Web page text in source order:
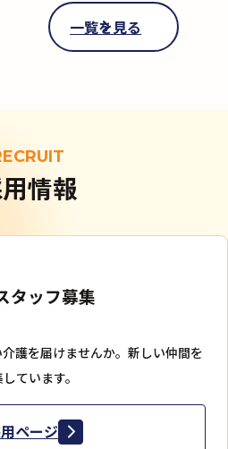
一覧を見る
情報
タッフ募集
護を届けませんか。 新しい仲間を
ています。
ページ